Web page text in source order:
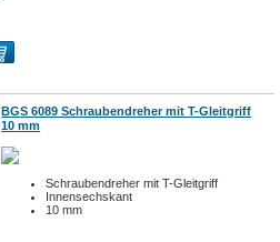
BGS 6089 Schraubendreher mit T-Gleitgriff
10 mm
Schraubendreher mit T-Gleitgriff
Innensechskant
10 mm